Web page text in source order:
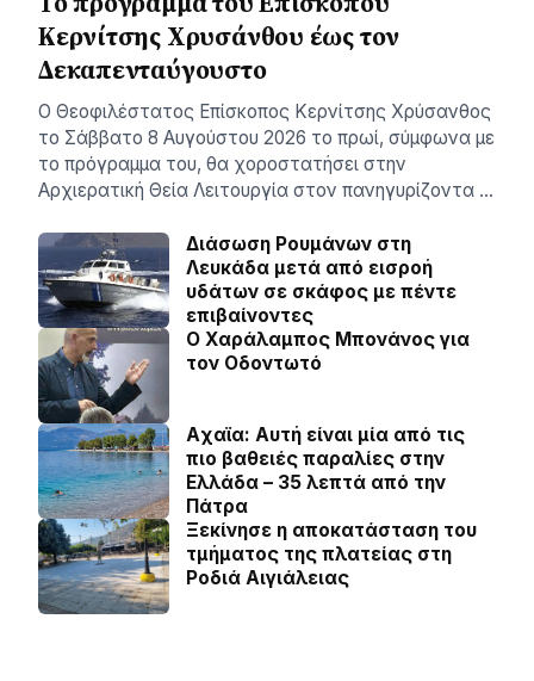
Κερνίτσης Χρυσάνθου έως τον
Δεκαπενταύγουστο
Ο Θεοφιλέστατος Επίσκοπος Κερνίτσης Χρύσανθος
το Σάββατο 8 Αυγούστου 2026 το πρωί, σύμφωνα με
το πρόγραμμα του, θα χοροστατήσει στην
Αρχιερατική Θεία Λειτουργία στον πανηγυρίζοντα …
Διάσωση Ρουμάνων στη
Λευκάδα μετά από εισροή
υδάτων σε σκάφος με πέντε
επιβαίνοντες
Ο Χαράλαμπος Μπονάνος για
τον Οδοντωτό
Aχαϊα: Αυτή είναι μία από τις
πιο βαθειές παραλίες στην
Ελλάδα – 35 λεπτά από την
Πάτρα
Ξεκίνησε η αποκατάσταση του
τμήματος της πλατείας στη
Ροδιά Αιγιάλειας